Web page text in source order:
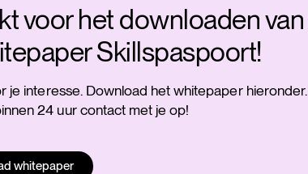
voor het downloaden van
Skillspaspoort!
je interesse. Download het whitepaper hieronder.
24 uur contact met je op!
whitepaper